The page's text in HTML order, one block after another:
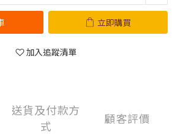
立即購買
加入追蹤清單
送貨及付款方
式
顧客評價